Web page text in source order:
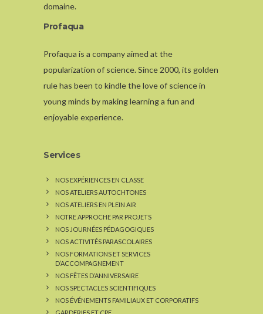
domaine.
Profaqua
Profaqua is a company aimed at the
popularization of science. Since 2000, its golden
rule has been to kindle the love of science in
young minds by making learning a fun and
enjoyable experience.
Services
NOS EXPÉRIENCES EN CLASSE
NOS ATELIERS AUTOCHTONES
NOS ATELIERS EN PLEIN AIR
NOTRE APPROCHE PAR PROJETS
NOS JOURNÉES PÉDAGOGIQUES
NOS ACTIVITÉS PARASCOLAIRES
NOS FORMATIONS ET SERVICES
D’ACCOMPAGNEMENT
NOS FÊTES D’ANNIVERSAIRE
NOS SPECTACLES SCIENTIFIQUES
NOS ÉVÉNEMENTS FAMILIAUX ET CORPORATIFS